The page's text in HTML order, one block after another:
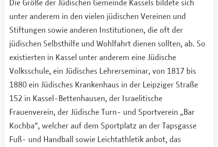
Die Größe der Jüdischen Gemeinde Kassels bildete sich
unter anderem in den vielen jüdischen Vereinen und
Stiftungen sowie anderen Institutionen, die oft der
jüdischen Selbsthilfe und Wohlfahrt dienen sollten, ab. So
existierten in Kassel unter anderem eine Jüdische
Volksschule, ein Jüdisches Lehrerseminar, von 1817 bis
1880 ein Jüdisches Krankenhaus in der Leipziger Straße
152 in Kassel-Bettenhausen, der Israelitische
Frauenverein, der Jüdische Turn- und Sportverein „Bar
Kochba“, welcher auf dem Sportplatz an der Tapsgasse
Fuß- und Handball sowie Leichtathletik anbot, das